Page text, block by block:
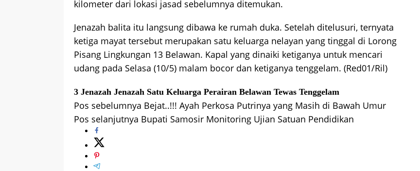
kilometer dari lokasi jasad sebelumnya ditemukan.
Jenazah balita itu langsung dibawa ke rumah duka. Setelah ditelusuri, ternyata
ketiga mayat tersebut merupakan satu keluarga nelayan yang tinggal di Lorong
Pisang Lingkungan 13 Belawan. Kapal yang dinaiki ketiganya untuk mencari
udang pada Selasa (10/5) malam bocor dan ketiganya tenggelam. (Red01/Ril)
3 Jenazah Jenazah Satu Keluarga Perairan Belawan Tewas Tenggelam
Navigasi
pos
Pos sebelumnya Bejat..!!! Ayah Perkosa Putrinya yang Masih di Bawah Umur
Pos selanjutnya Bupati Samosir Monitoring Ujian Satuan Pendidikan